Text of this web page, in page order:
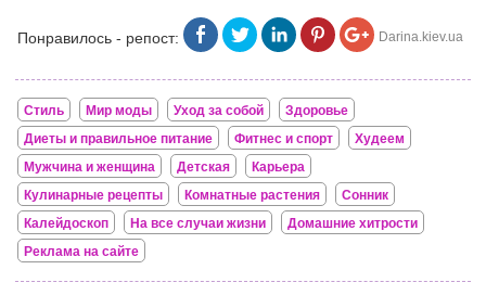
Понравилось - репост: Darina.kiev.ua
Стиль Мир моды Уход за собой
Здоровье
Диеты и правильное питание
Фитнес и спорт
Худеем
Мужчина и женщина
Детская
Карьера
Кулинарные рецепты
Комнатные растения
Сонник
Калейдоскоп
На все случаи жизни
Домашние хитрости
Реклама на сайте